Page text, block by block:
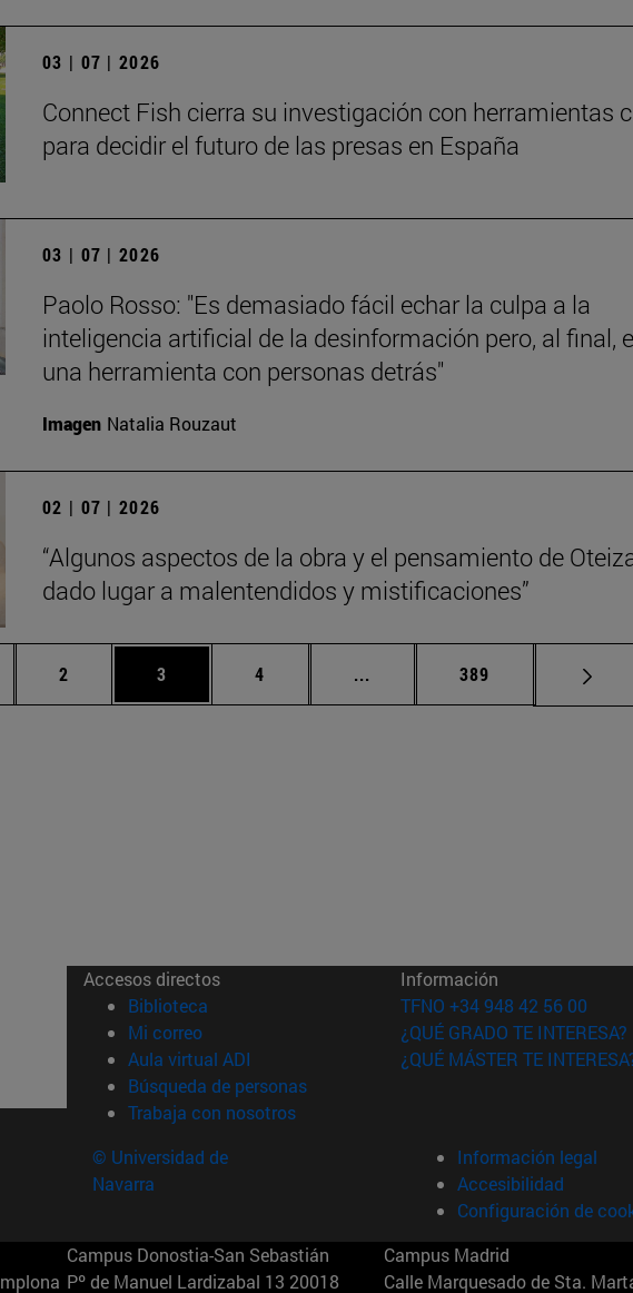
03 | 07 | 2026
Connect Fish cierra su investigación con herramientas
para decidir el futuro de las presas en España
03 | 07 | 2026
Paolo Rosso: "Es demasiado fácil echar la culpa a la
inteligencia artificial de la desinformación pero, al final,
una herramienta con personas detrás"
Imagen Natalia Rouzaut
02 | 07 | 2026
“Algunos aspectos de la obra y el pensamiento de
dado lugar a malentendidos y mistificaciones”
Página
2 Página
3 Página
4 ... Páginas intermedias Use TAB
Página
389
Accesos directos
Biblioteca (abre en nueva ventana)
Mi correo(abre en nueva ventana)
Aula virtual ADI (abre en nueva ventana)
Búsqueda de personas(abre en nueva ventana)
Trabaja con nosotros(abre en nueva ventana)
Información
TFNO +34 948 42 56 00
¿QUÉ GRADO TE INTERESA?
¿QUÉ MÁSTER TE
© Universidad de
Navarra
Información legal
Accesibilidad
Configuración de
Campus Donostia-San Sebastián
Pº de Manuel Lardizabal 13 20018
Campus Madrid
Calle Marquesado de Sta.